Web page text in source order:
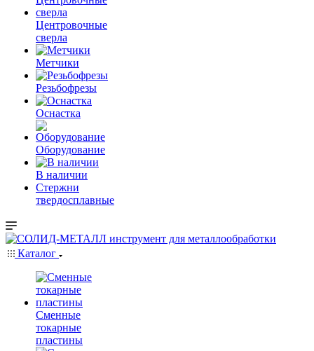
Центровочные
сверла
Метчики
Резьбофрезы
Оснастка
Оборудование
В наличии
Стержни
твердосплавные
Каталог
Сменные
токарные
пластины